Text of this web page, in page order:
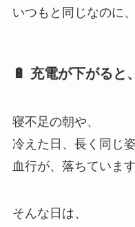
いつもと同じなのに、
🔋 充電が下がると
寝不足の朝や、
冷えた日、長く同じ
血行が、落ちています
そんな日は、